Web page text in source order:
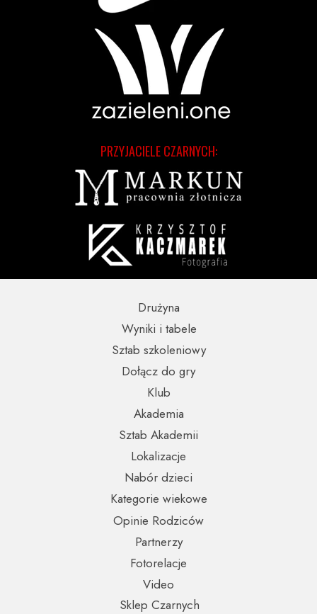
PRZYJACIELE CZARNYCH:
Partnerzy
Opinie Rodziców
Nabór dzieci
Wyniki i tabele
Sklep Czarnych
Video
Fotorelacje
Kategorie wiekowe
Lokalizacje
Sztab szkoleniowy
Sztab Akademii
Dołącz do gry
Drużyna
Akademia
Klub